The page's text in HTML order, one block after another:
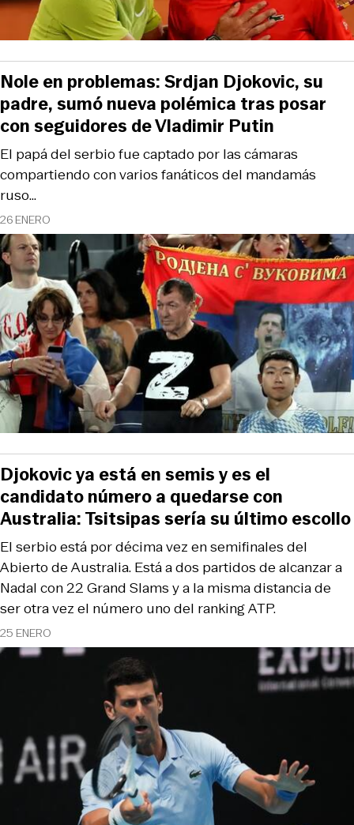
26 ENERO
El papá del serbio fue captado por las cámaras
compartiendo con varios fanáticos del mandamás
ruso…
Nole en problemas: Srdjan Djokovic, su
padre, sumó nueva polémica tras posar
con seguidores de Vladimir Putin
25 ENERO
El serbio está por décima vez en semifinales del
Abierto de Australia. Está a dos partidos de alcanzar a
Nadal con 22 Grand Slams y a la misma distancia de
ser otra vez el número uno del ranking ATP.
Djokovic ya está en semis y es el
candidato número a quedarse con
Australia: Tsitsipas sería su último escollo